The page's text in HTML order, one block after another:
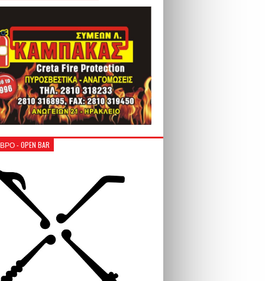
- OPEN BAR